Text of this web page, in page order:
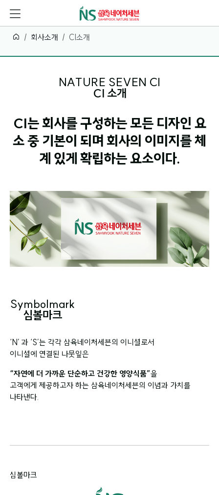
회사소개 CI소개
NATURE SEVEN CI
CI 소개
CI는 회사를 구성하는 모든 디자인 요
소 중 기본이 되며 회사의 이미지를 체
계 있게 확립하는 요소이다.
Symbolmark
심볼마크
‘N’ 과 ‘S’는 각각 삼육네이처세븐의 이니셜로서
이니셜에 연결된 나뭇잎은
“자연에 더 가까운 단순하고 건강한 영양식품”을
고객에게 제공하고자 하는 삼육네이처세븐의 이념과 가치를
나타낸다.
심볼마크